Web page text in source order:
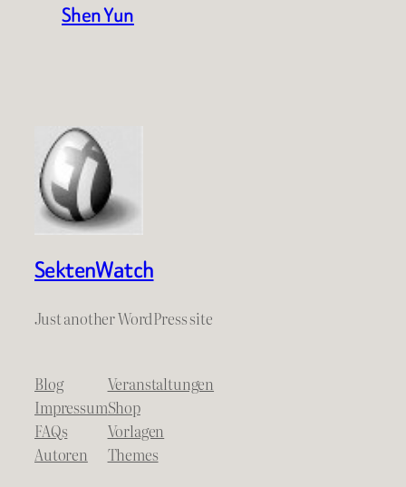
Shen Yun
SektenWatch
Just another WordPress site
Blog
Impressum
FAQs
Autoren
Veranstaltungen
Shop
Vorlagen
Themes